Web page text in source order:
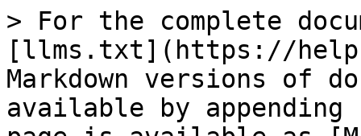
> For the complete
[llms.txt](https://
Markdown versions of
available by